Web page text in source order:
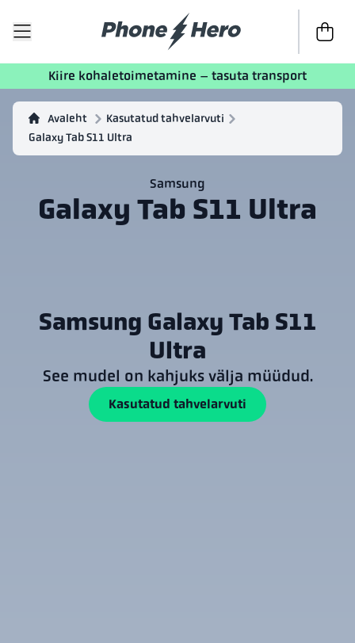
Kassasse
Kiire kohaletoimetamine – tasuta transport
Avaleht
Kasutatud tahvelarvuti
Galaxy Tab S11 Ultra
Samsung
Galaxy Tab S11 Ultra
Samsung Galaxy Tab S11
Ultra
See mudel on kahjuks välja müüdud.
Kasutatud tahvelarvuti